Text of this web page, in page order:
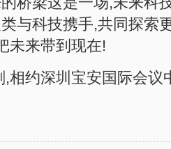
与科技携手,共同探索
未来带到现在!
,相约深圳宝安国际会议